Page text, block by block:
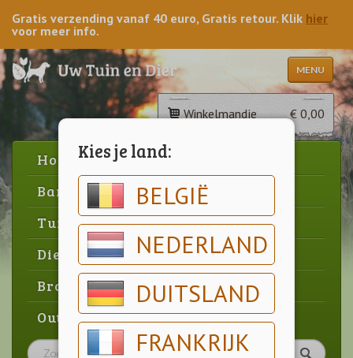
Kies je land:
BELGIË
NEDERLAND
DUITSLAND
FRANKRIJK
Gratis verzending vanaf 40 euro, Gratis retour. Klik hier
voor meer info.
MENU
Winkelmandje € 0,00
Home
Barbecue
Tuin
Dier
Brood & gebak
Outlet